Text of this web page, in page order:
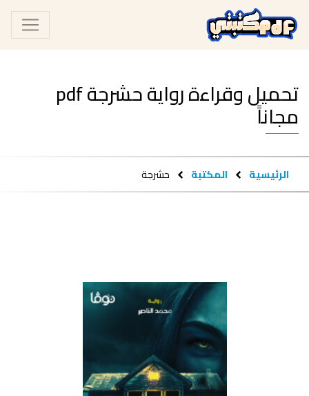
تحميل وقراءة رواية حشرجة pdf
مجاناً
الرئيسية المكتبة حشرجة